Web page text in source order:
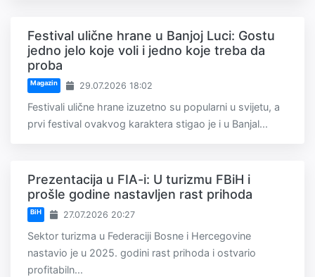
Festival ulične hrane u Banjoj Luci: Gostu
jedno jelo koje voli i jedno koje treba da
proba
Magazin 29.07.2026 18:02
Festivali ulične hrane izuzetno su popularni u svijetu, a
prvi festival ovakvog karaktera stigao je i u Banjal...
Prezentacija u FIA-i: U turizmu FBiH i
prošle godine nastavljen rast prihoda
BiH 27.07.2026 20:27
Sektor turizma u Federaciji Bosne i Hercegovine
nastavio je u 2025. godini rast prihoda i ostvario
profitabiln...